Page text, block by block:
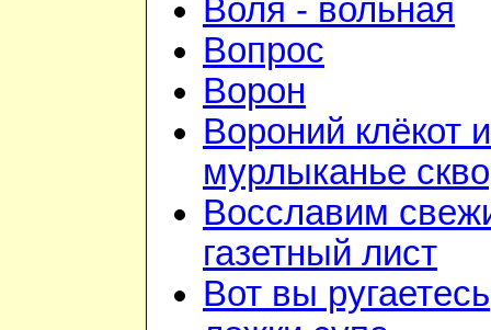
Воля - вольная
Вопрос
Ворон
Вороний клёкот и
мурлыканье
Восславим
газетный лист
Вот вы